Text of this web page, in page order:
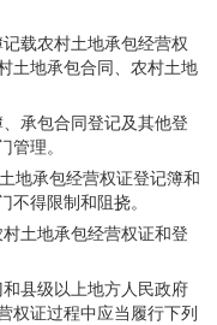
载农村土地承包经营权
土地承包合同、农村土地
承包合同登记及其他登
管理。
地承包经营权证登记簿和
不得限制和阻挠。
土地承包经营权证和登
县级以上地方人民政府
权证过程中应当履行下列